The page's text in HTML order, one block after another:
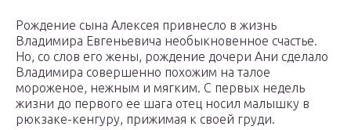
Рождение сына Алексея привнесло в жизнь
Владимира Евгеньевича необыкновенное счастье.
Но, со слов его жены, рождение дочери Ани сделало
Владимира совершенно похожим на талое
мороженое, нежным и мягким. С первых недель
жизни до первого ее шага отец носил малышку в
рюкзаке-кенгуру, прижимая к своей груди.